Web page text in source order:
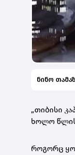
ნინო
„თიბისი
ხოლო წლის
როგორც